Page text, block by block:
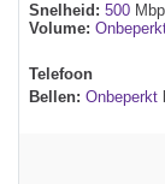
Snelheid: 500
Volume:
Telefoon
Bellen: Onbeperkt